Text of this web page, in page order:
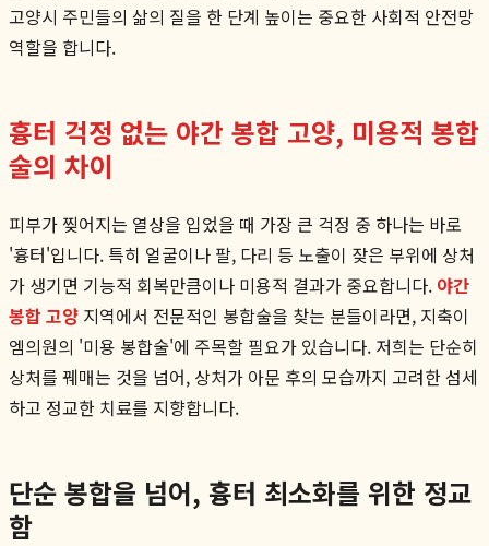
고양시 주민들의 삶의 질을 한 단계 높이는 중요한 사회적 안전망
역할을 합니다.
흉터 걱정 없는 야간 봉합 고양, 미용적 봉합
술의 차이
피부가 찢어지는 열상을 입었을 때 가장 큰 걱정 중 하나는 바로
'흉터'입니다. 특히 얼굴이나 팔, 다리 등 노출이 잦은 부위에 상처
가 생기면 기능적 회복만큼이나 미용적 결과가 중요합니다. 야간
봉합 고양 지역에서 전문적인 봉합술을 찾는 분들이라면, 지축이
엠의원의 '미용 봉합술'에 주목할 필요가 있습니다. 저희는 단순히
상처를 꿰매는 것을 넘어, 상처가 아문 후의 모습까지 고려한 섬세
하고 정교한 치료를 지향합니다.
단순 봉합을 넘어, 흉터 최소화를 위한 정교
함